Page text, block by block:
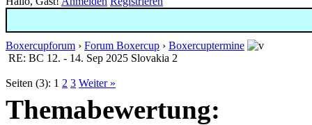
Boxercupforum › Forum Boxercup › Boxercuptermine
RE: BC 12. - 14. Sep 2025 Slovakia 2
Seiten (3): 1 2 3 Weiter »
Themabewertung: